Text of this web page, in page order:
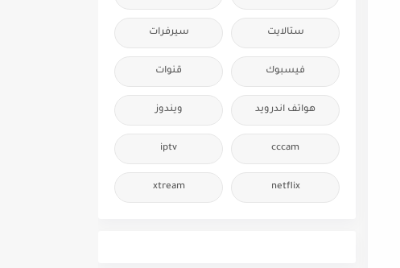
ستالايت سيرفرات
فيسبوك قنوات
هواتف اندرويد ويندوز
cccam
iptv
netflix
xtream